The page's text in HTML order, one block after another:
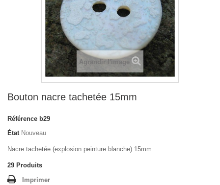
Agrandir l'image
Bouton nacre tachetée 15mm
Référence b29
État Nouveau
Nacre tachetée (explosion peinture blanche) 15mm
29 Produits
Imprimer